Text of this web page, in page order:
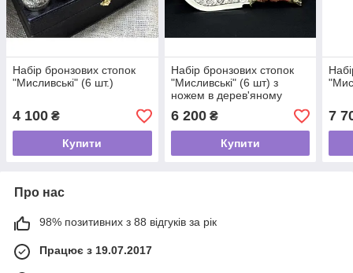
Набір бронзових стопок
"Мисливські" (6 шт.)
4 100 ₴
Купити
Набір бронзових стопок
"Мисливські" (6 шт) з
ножем в дерев'яному
кейсі
6 200₴
Купити
7
Про нас
98% позитивних з 88 відгуків за рік
Працює з 19.07.2017